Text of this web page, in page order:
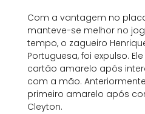
Com a vantagem no
manteve-se melhor no
tempo, o zagueiro
Portuguesa, foi expulso.
cartão amarelo após
com a mão.
primeiro amarelo após
Cleyton.